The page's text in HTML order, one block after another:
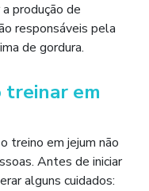
produção de
responsáveis pela
de gordura.
treinar em
treino em jejum não
Antes de iniciar
alguns cuidados: